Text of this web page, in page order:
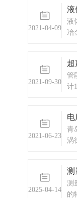
产
通
2021-04-09
液
液
冶
2021-09-30
超
管
计
导
不
度
2021-06-23
电
青
涡
仪
及
2025-04-14
测
测
的